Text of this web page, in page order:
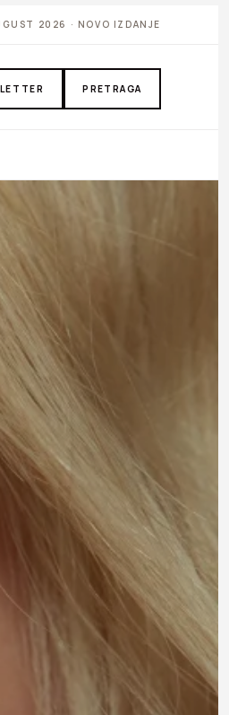
2026 · NOVO IZDANJE
PRETRAGA